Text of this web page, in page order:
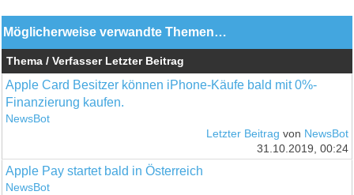
Möglicherweise verwandte Themen…
Thema / Verfasser Letzter Beitrag
Apple Card Besitzer können iPhone-Käufe bald mit 0%-
Finanzierung kaufen.
NewsBot
Letzter Beitrag von NewsBot
31.10.2019, 00:24
Apple Pay startet bald in Österreich
NewsBot